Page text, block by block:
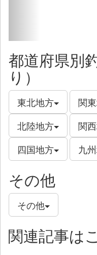
都道府県別
り）
東北地方 関
北陸地方
関
四国地方
九
その他
その他
関連記事は